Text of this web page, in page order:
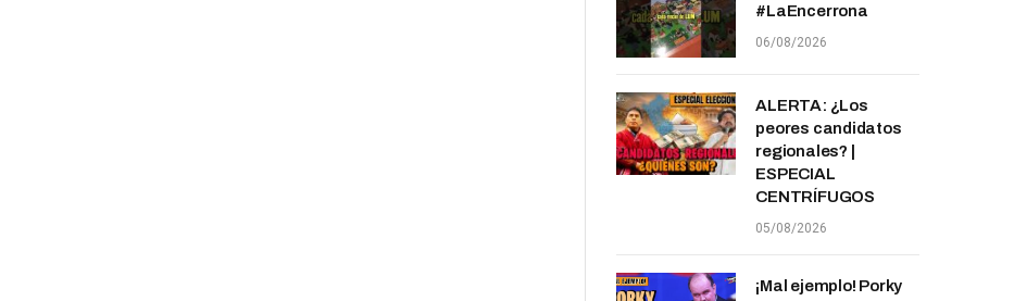
#LaEncerrona
06/08/2026
ALERTA: ¿Los
peores candidatos
regionales? |
ESPECIAL
CENTRÍFUGOS
05/08/2026
¡Mal ejemplo! Porky